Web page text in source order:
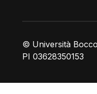
© Università
PI 03628350153